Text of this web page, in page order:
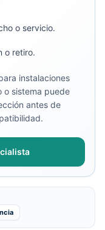
o servicio.
o retiro.
instalaciones
o sistema puede
antes de